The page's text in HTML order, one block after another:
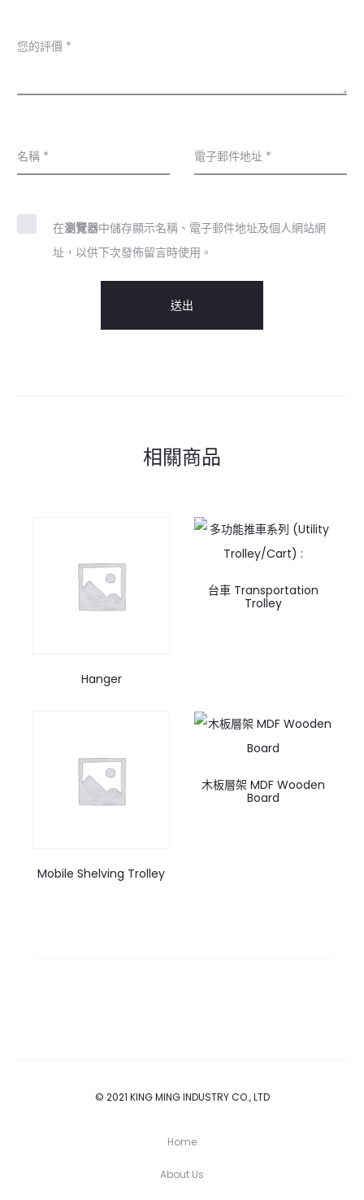
您的評價 *
名稱 * 電子郵件地址 *
在瀏覽器中儲存顯示名稱、電子郵件地址及個人網站網
址，以供下次發佈留言時使用。
相關商品
Hanger
台車 Transportation
Trolley
Mobile Shelving Trolley
木板層架 MDF Wooden
Board
© 2021 KING MING INDUSTRY CO., LTD
Home
About Us